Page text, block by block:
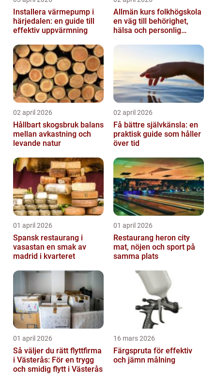
Installera värmepump i
härjedalen: en guide till
effektiv uppvärmning
Allmän kurs folkhögskola
en väg till behörighet,
hälsa och personlig
02 april 2026
Hållbart skogsbruk balans
mellan avkastning och
levande natur
02 april 2026
Få bättre självkänsla: en
praktisk guide som håller
över tid
01 april 2026
Spansk restaurang i
vasastan en smak av
madrid i kvarteret
01 april 2026
Restaurang heron city
mat, nöjen och sport på
samma plats
01 april 2026
Så väljer du rätt flyttfirma
i Västerås: För en trygg
och smidig flytt i Västerås
16 mars 2026
Färgspruta för effektiv
och jämn målning